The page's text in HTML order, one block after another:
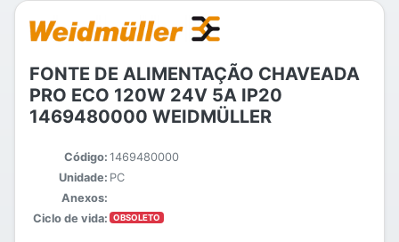
FONTE DE ALIMENTAÇÃO CHAVEADA
PRO ECO 120W 24V 5A IP20
1469480000 WEIDMÜLLER
Código: 1469480000
Unidade: PC
Anexos:
Ciclo de vida:
OBSOLETO